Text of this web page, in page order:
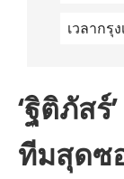
เวลากรุ
‘ฐิติภัส
ทีมสุดซ